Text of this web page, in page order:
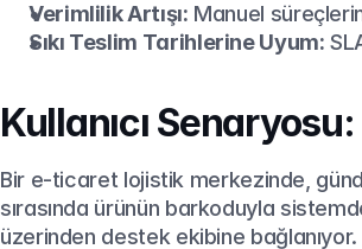
Verimlilik Artışı: Manuel
Sıkı Teslim Tarihlerine Uyum:
Kullanıcı
Bir e-ticaret lojistik merkezinde,
sırasında ürünün barkoduyla
üzerinden destek ekibine